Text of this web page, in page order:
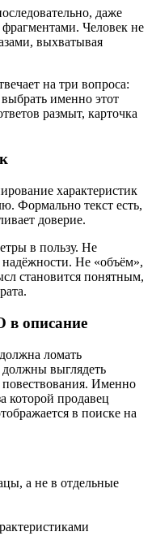
даже
фрагментами. Человек не
выхватывая
на три вопроса:
именно этот
размыт, карточка
характеристик
Формально текст есть,
доверие.
в пользу. Не
Не «объём»,
становится понятным,
в описание
ломать
выглядеть
повествования. Именно
которой продавец
в поиске на
а не в отдельные